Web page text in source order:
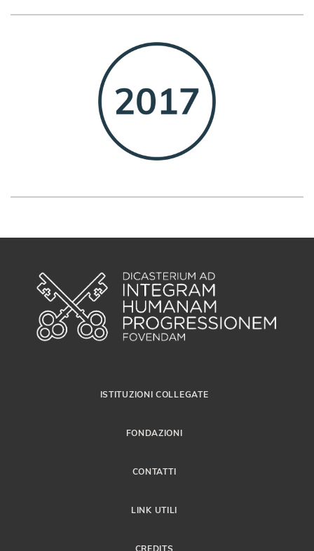
ISTITUZIONI COLLEGATE
FONDAZIONI
CONTATTI
LINK UTILI
CREDITS